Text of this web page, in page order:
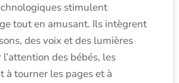
stimulent
tout en amusant. Ils intègrent
des voix et des lumières
des bébés, les
à tourner les pages et à